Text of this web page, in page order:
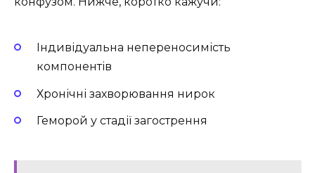
Індивідуальна непереносимість
компонентів
Хронічні захворювання нирок
Геморой у стадії загострення